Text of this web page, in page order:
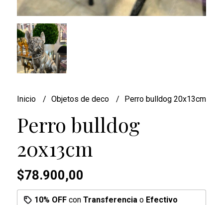
Inicio Objetos de deco Perro bulldog 20x13cm
Perro bulldog
20x13cm
$78.900,00
10% OFFcon Transferencia o Efectivo